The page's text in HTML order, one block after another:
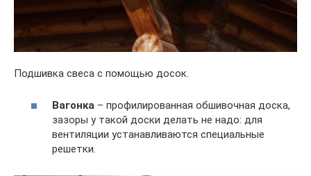
Подшивка свеса с помощью досок.
Вагонка – профилированная обшивочная доска,
зазоры у такой доски делать не надо: для
вентиляции устанавливаются специальные
решетки.